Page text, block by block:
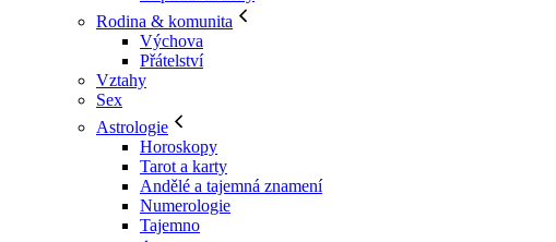
Rodina & komunita
Výchova
Přátelství
Vztahy
Sex
Astrologie
Horoskopy
Tarot a karty
Andělé a tajemná znamení
Numerologie
Tajemno